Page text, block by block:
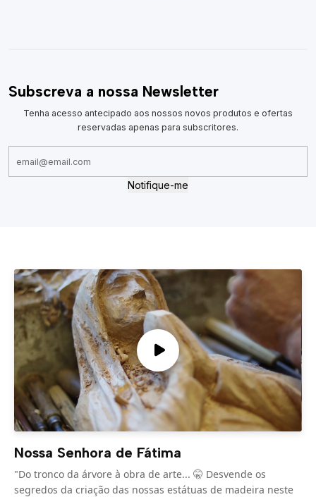
Subscreva a nossa Newsletter
Tenha acesso antecipado aos nossos novos produtos e ofertas
reservadas apenas para subscritores.
Notifique-me
Nossa Senhora de Fátima
"Do tronco da árvore à obra de arte... 🤫 Desvende os
segredos da criação das nossas estátuas de madeira neste